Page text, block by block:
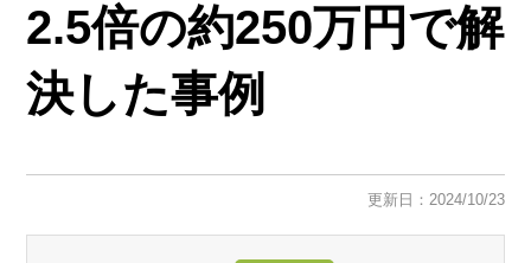
2.5倍の約250万円で解
決した事例
更新日：2024/10/23